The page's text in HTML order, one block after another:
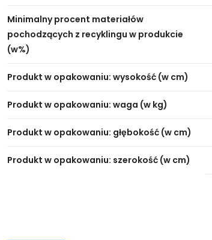
Minimalny procent materiałów
pochodzących z recyklingu w produkcie
(w%)
Produkt w opakowaniu: wysokość (w cm)
Produkt w opakowaniu: waga (w kg)
Produkt w opakowaniu: głębokość (w cm)
Produkt w opakowaniu: szerokość (w cm)